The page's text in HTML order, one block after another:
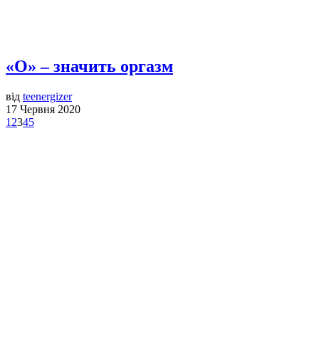
«О» – значить оргазм
від teenergizer
17 Червня 2020
1 2345